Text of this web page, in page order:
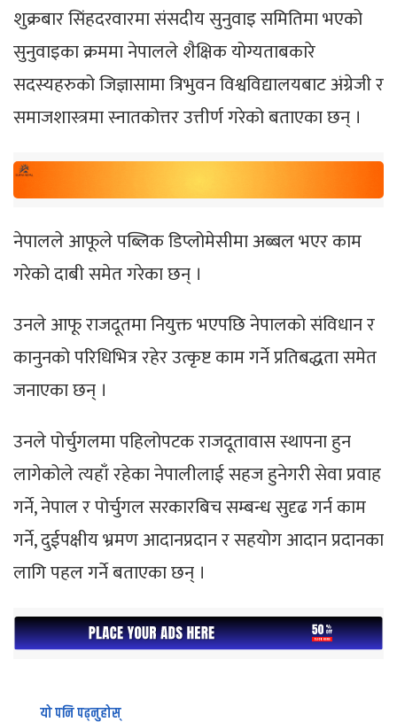
शुक्रबार सिंहदरवारमा संसदीय सुनुवाइ समितिमा भएको
सुनुवाइका क्रममा नेपालले शैक्षिक योग्यताबकारे
सदस्यहरुको जिज्ञासामा त्रिभुवन विश्वविद्यालयबाट अंग्रेजी र
समाजशास्त्रमा स्नातकोत्तर उत्तीर्ण गरेको बताएका छन् ।
नेपालले आफूले पब्लिक डिप्लोमेसीमा अब्बल भएर काम
गरेको दाबी समेत गरेका छन् ।
उनले आफू राजदूतमा नियुक्त भएपछि नेपालको संविधान र
कानुनको परिधिभित्र रहेर उत्कृष्ट काम गर्ने प्रतिबद्धता समेत
जनाएका छन् ।
उनले पोर्चुगलमा पहिलोपटक राजदूतावास स्थापना हुन
लागेकोले त्यहाँ रहेका नेपालीलाई सहज हुनेगरी सेवा प्रवाह
गर्ने, नेपाल र पोर्चुगल सरकारबिच सम्बन्ध सुदृढ गर्न काम
गर्ने, दुईपक्षीय भ्रमण आदानप्रदान र सहयोग आदान प्रदानका
लागि पहल गर्ने बताएका छन् ।
यो पनि पढ्नुहोस्